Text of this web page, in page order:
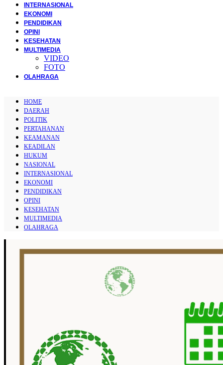
INTERNASIONAL
EKONOMI
PENDIDIKAN
OPINI
KESEHATAN
MULTIMEDIA
VIDEO
FOTO
OLAHRAGA
HOME
DAERAH
POLITIK
PERTAHANAN
KEAMANAN
KEADILAN
HUKUM
NASIONAL
INTERNASIONAL
EKONOMI
PENDIDIKAN
OPINI
KESEHATAN
MULTIMEDIA
OLAHRAGA